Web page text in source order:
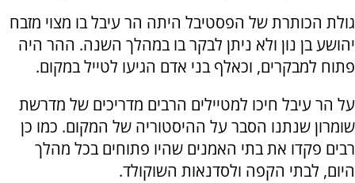
גולת הכותרת של הפסטיבל היתה הר עיבל בו מצוי מזבח
יהושע בן נון ולא ניתן לבקר בו במהלך השנה. ההר היה
פתוח למבקרים, וכאלף בני אדם הגיעו לטייל במקום.
על הר עיבל חיכו למטיילים הרבים מדריכים של מדרשת
שומרון שנתנו הסבר על ההיסטוריה של המקום. כמו כן
רבים פקדו את בתי האמנים שהיו פתוחים בכל מהלך
היום, לבתי הקפה ולסדנאות השוקולד.